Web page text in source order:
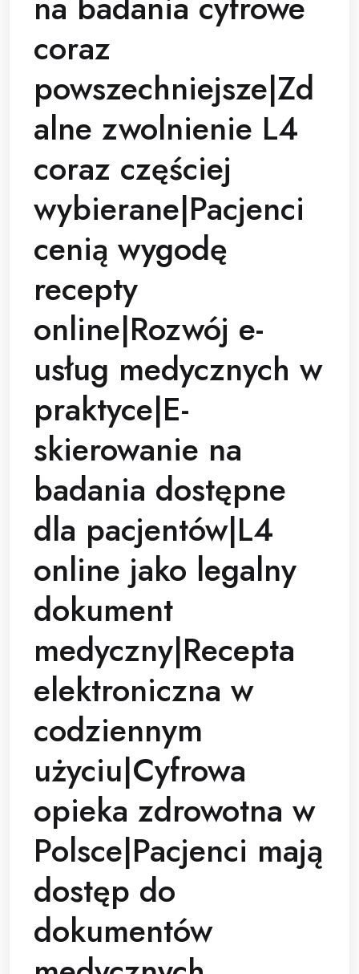
coraz
powszechniejsze|Zd
alne zwolnienie L4
coraz częściej
wybierane|Pacjenci
cenią wygodę
recepty
online|Rozwój e-
usług medycznych w
praktyce|E-
skierowanie na
badania dostępne
dla pacjentów|L4
online jako legalny
dokument
medyczny|Recepta
elektroniczna w
codziennym
użyciu|Cyfrowa
opieka zdrowotna w
Polsce|Pacjenci mają
dostęp do
dokumentów